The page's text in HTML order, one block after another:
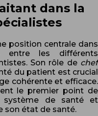
dans la
position centrale dans
entre les différents
Son rôle de chef
du patient est crucial
cohérente et efficace.
le premier point de
de santé et
son état de santé.